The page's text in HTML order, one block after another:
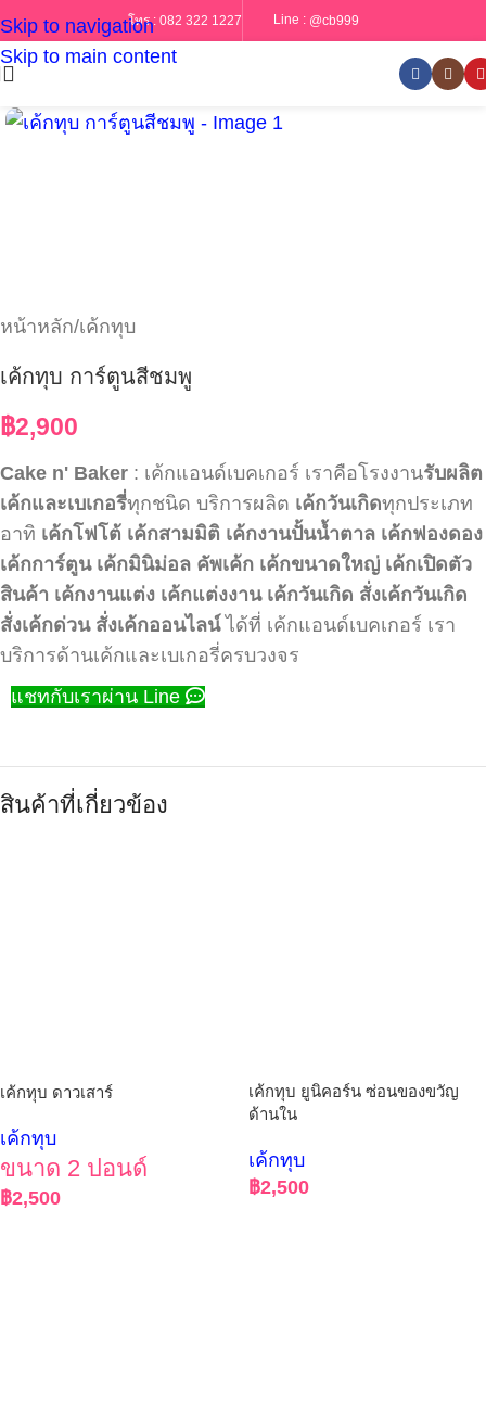
Skip to navigation
Skip to main content
โทร : 082 322 1227 Line : @cb999
หน้าหลัก/เค้กทุบ
เค้กทุบ การ์ตูนสีชมพู
฿2,900
Cake n' Baker : เค้กแอนด์เบคเกอร์ เราคือโรงงานรับผลิต
เค้กและเบเกอรี่ทุกชนิด บริการผลิต เค้กวันเกิดทุกประเภท
อาทิ เค้กโฟโต้ เค้กสามมิติ เค้กงานปั้นน้ำตาล เค้กฟองดอง
เค้กการ์ตูน เค้กมินิม่อล คัพเค้ก เค้กขนาดใหญ่ เค้กเปิดตัว
สินค้า เค้กงานแต่ง เค้กแต่งงาน เค้กวันเกิด สั่งเค้กวันเกิด
สั่งเค้กด่วน สั่งเค้กออนไลน์ได้ที่ เค้กแอนด์เบคเกอร์ เรา
บริการด้านเค้กและเบเกอรี่ครบวงจร
แชทกับเราผ่าน Line
สินค้าที่เกี่ยวข้อง
เค้กทุบ ดาวเสาร์
เค้กทุบ
ขนาด 2 ปอนด์
฿2,500
เค้กทุบ ยูนิคอร์น ซ่อนของขวัญ
ด้านใน
เค้กทุบ
฿2,500